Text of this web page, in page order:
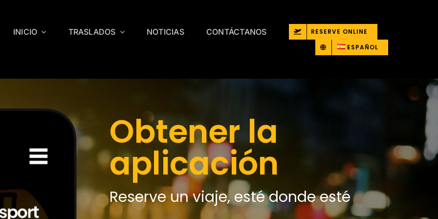
INICIO TRASLADOS NOTICIAS CONTÁCTANOS
RESERVE ONLINE
ESPAÑOL
Obtener la
aplicación
Reserve un viaje, esté donde esté